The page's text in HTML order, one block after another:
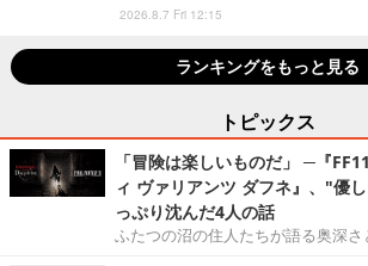
2026.8.7 Fri 12:15
ランキングをもっと見る
トピックス
「冒険は楽しいものだ」 ─『
ィ ヴァリアンツ ダフネ』、"優
っぷり沈んだ4人の話
ふたつの沼の住人たちが語る奥深さ